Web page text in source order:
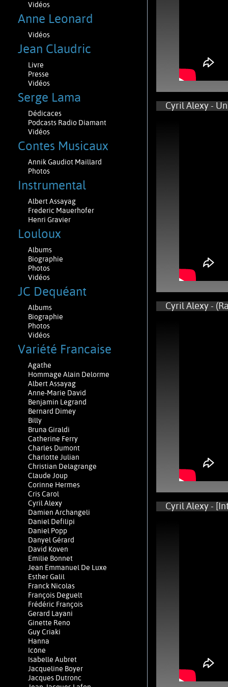
Vidéos
Anne Leonard
Vidéos
Jean Claudric
Livre
Presse
Vidéos
Serge Lama
Dédicaces
Podcasts Radio Diamant
Vidéos
Contes Musicaux
Annik Gaudiot Maillard
Photos
Instrumental
Albert Assayag
Frederic Mauerhofer
Henri Gravier
Louloux
Albums
Biographie
Photos
Vidéos
JC Dequéant
Albums
Biographie
Photos
Vidéos
Variété Francaise
Agathe
Hommage Alain Delorme
Albert Assayag
Anne-Marie David
Benjamin Legrand
Bernard Dimey
Billy
Bruna Giraldi
Catherine Ferry
Charles Dumont
Charlotte Julian
Christian Delagrange
Claude Joup
Corinne Hermes
Cris Carol
Cyril Alexy
Damien Archangeli
Daniel Defilipi
Daniel Popp
Danyel Gérard
David Koven
Emilie Bonnet
Jean Emmanuel De Luxe
Esther Galil
Franck Nicolas
François Deguelt
Frédéric François
Gerard Layani
Ginette Reno
Guy Criaki
Hanna
Icône
Isabelle Aubret
Jacqueline Boyer
Jacques Dutronc
Cyril Alexy - Un
Cyril Alexy -
Cyril Alexy -